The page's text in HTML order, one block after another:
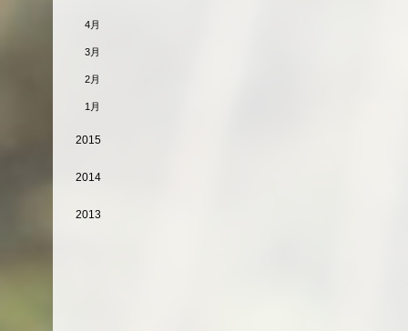
4月
3月
2月
1月
2015
2014
2013